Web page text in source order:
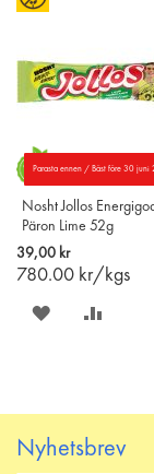
Parasta ennen / Bäst före 30 juni
Nosht Jollos
Päron Lime 52g
39,00 kr
780.00 kr/kgs
SPARA
Nyhetsbrev